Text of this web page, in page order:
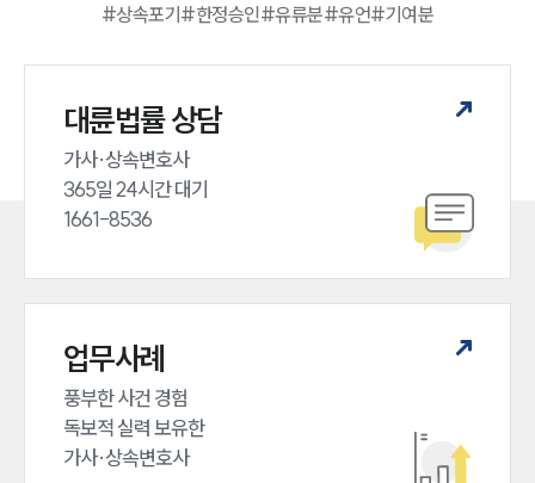
#상속포기#한정승인#유류분#유언#기여분
대륜법률 상담
가사·상속변호사
365일 24시간 대기
1661-8536
업무사례
풍부한 사건 경험
독보적 실력 보유한
가사·상속변호사